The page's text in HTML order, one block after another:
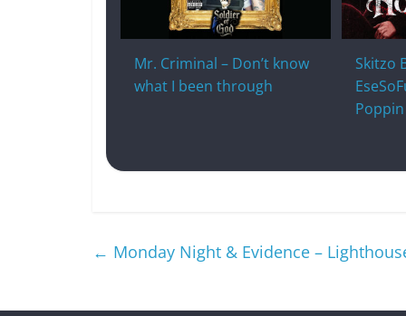
Mr. Criminal – Don’t know
what I been through
Skitzo
Poppin
← Monday Night & Evidence –